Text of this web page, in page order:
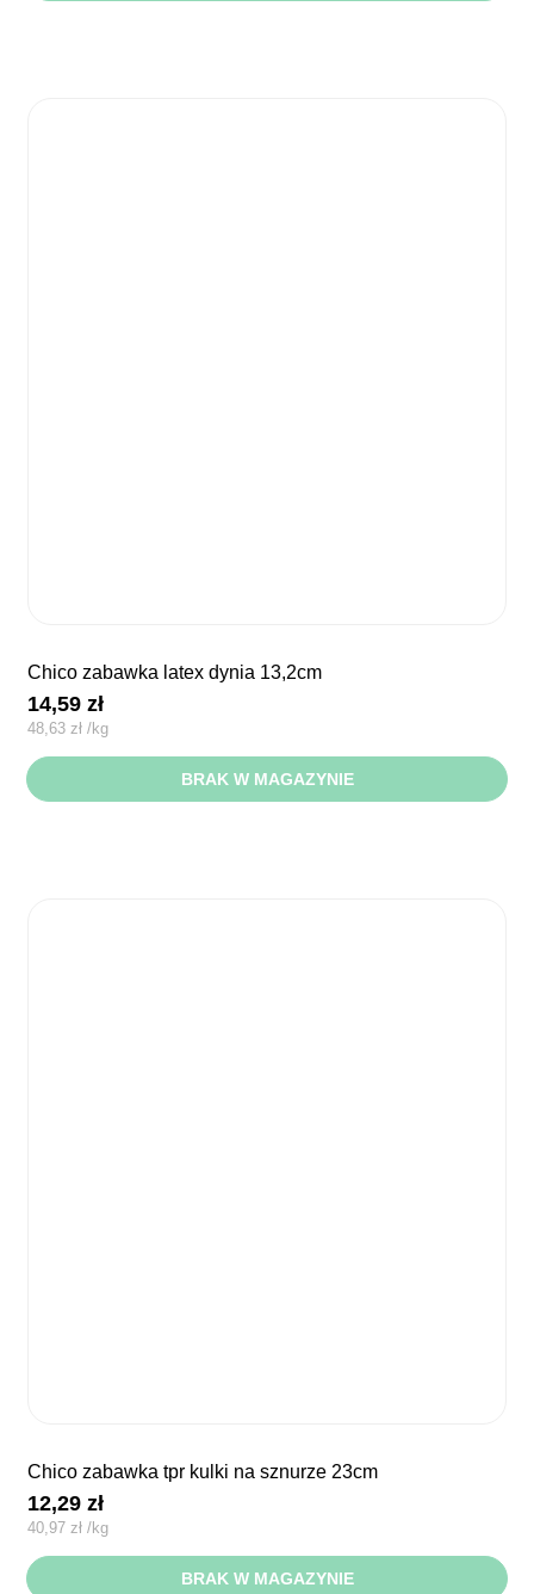
chico zabawka latex dynia 13,2cm
14,59zł
48,63 zł /kg
BRAK W MAGAZYNIE
chico zabawka tpr kulki na sznurze 23cm
12,29zł
40,97 zł /kg
BRAK W MAGAZYNIE